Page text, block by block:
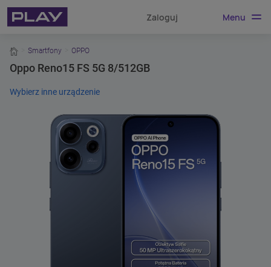
Zaloguj Menu
home
Smartfony OPPO
Oppo Reno15 FS 5G 8/512GB
Wybierz inne urządzenie